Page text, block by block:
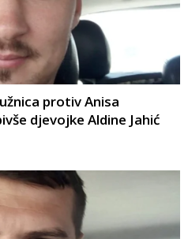
protiv Anisa
djevojke Aldine Jahić